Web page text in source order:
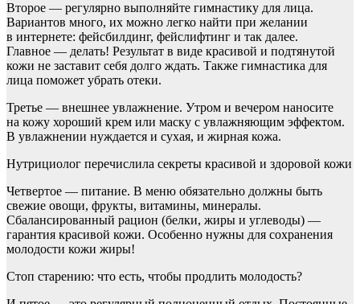
Второе — регулярно выполняйте гимнастику для лица.
Вариантов много, их можно легко найти при желании
в интернете: фейсбилдинг, фейслифтинг и так далее.
Главное — делать! Результат в виде красивой и подтянутой
кожи не заставит себя долго ждать. Также гимнастика для
лица поможет убрать отеки.
Третье — внешнее увлажнение. Утром и вечером наносите
на кожу хороший крем или маску с увлажняющим эффектом.
В увлажнении нуждается и сухая, и жирная кожа.
Нутрициолог перечислила секреты красивой и здоровой кожи
Четвертое — питание. В меню обязательно должны быть
свежие овощи, фрукты, витамины, минералы.
Сбалансированный рацион (белки, жиры и углеводы) —
гарантия красивой кожи. Особенно нужны для сохранения
молодости кожи жиры!
Стоп старению: что есть, чтобы продлить молодость?